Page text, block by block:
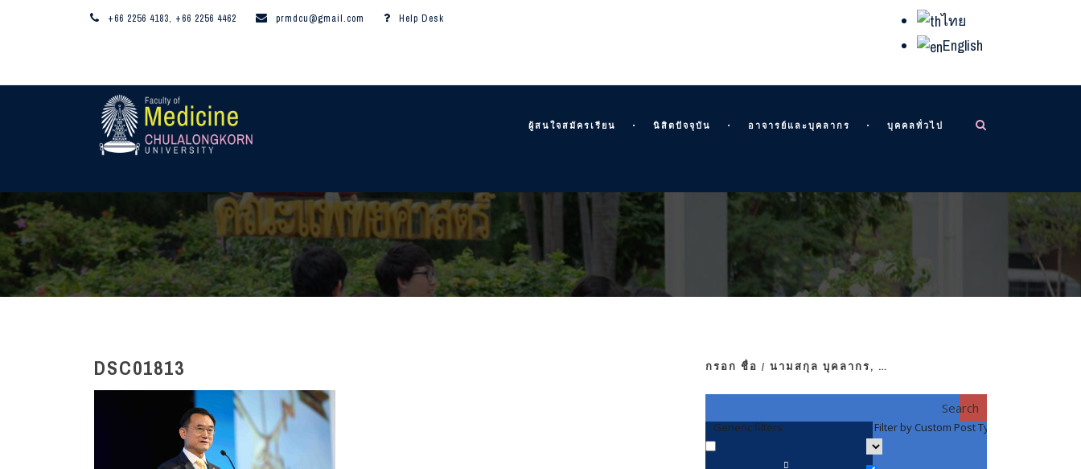
+66 2256 4183, +66 2256 4462 prmdcu@gmail.com Help Desk
ไทย
English
ผู้สนใจสมัครเรียน นิสิตปัจจุบัน อาจารย์และบุคลากร บุคคลทั่วไป
DSC01813 กรอก ชื่อ / นามสกุล บุคลากร, …
Search
Generic filters Filter by Custom Post Type